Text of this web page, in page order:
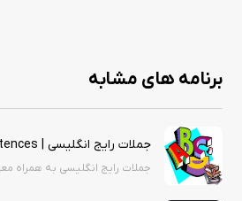
جستجوی سریع و آسان واژگان
نمایش معنی کلمات به‌صورت دقیق
ارائه تلفظ صحیح واژه‌ها
مثال‌های کاربردی برای بسیاری از کلمات
امکان استفاده آفلاین در بسیاری از بخش‌ها
برنامه های مشابه
جملات رایج انگلیسی | English sentences